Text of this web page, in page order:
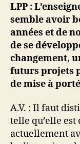
LPP :
semble avoir
années et de
de se
changement,
futurs projets
de mise à
A.V. : Il faut
telle qu’elle est
actuellement